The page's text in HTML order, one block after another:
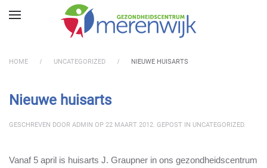
Skip to main content
HOME UNCATEGORIZED NIEUWE HUISARTS
Nieuwe huisarts
GESCHREVEN DOOR ADMIN OP 22 MAART 2012. GEPOST IN UNCATEGORIZED.
Vanaf 5 april is huisarts J. Graupner in ons gezondheidscentrum